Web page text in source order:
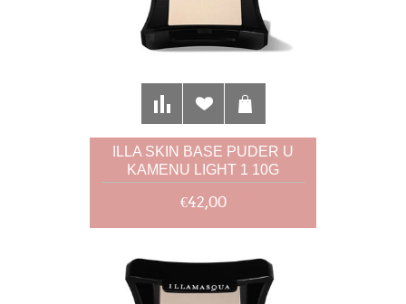
ILLA SKIN BASE PUDER U
KAMENU LIGHT 1 10G
€42,00